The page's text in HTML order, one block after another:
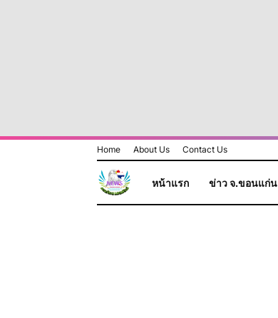
Home About Us Contact Us
หน้าแรก ข่าว จ.ขอนแก่น